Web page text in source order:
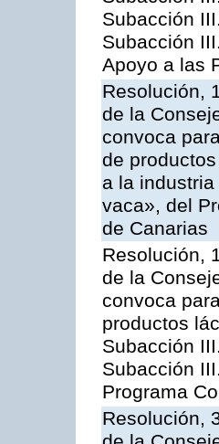
Subacción
Subacción
Apoyo a las
Resolución,
de la
convoca
de
a la
vaca», del
de Canarias
Resolución,
de la
convoca
productos
Subacción
Subacción
Programa
Resolución,